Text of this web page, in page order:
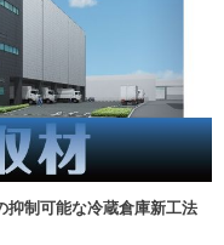
抑制可能な冷蔵倉庫新工法